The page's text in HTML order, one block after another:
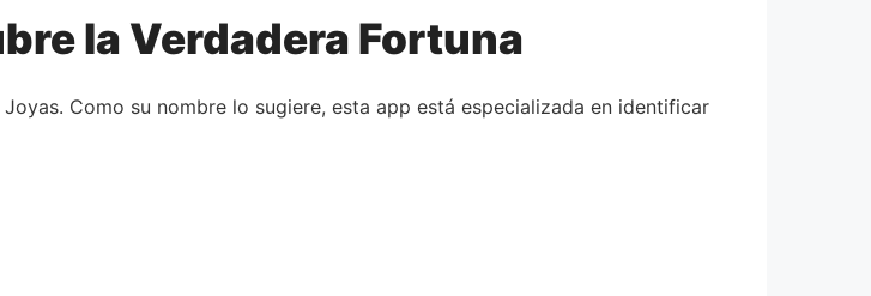
la Verdadera Fortuna
Como su nombre lo sugiere, esta app está especializada en identificar